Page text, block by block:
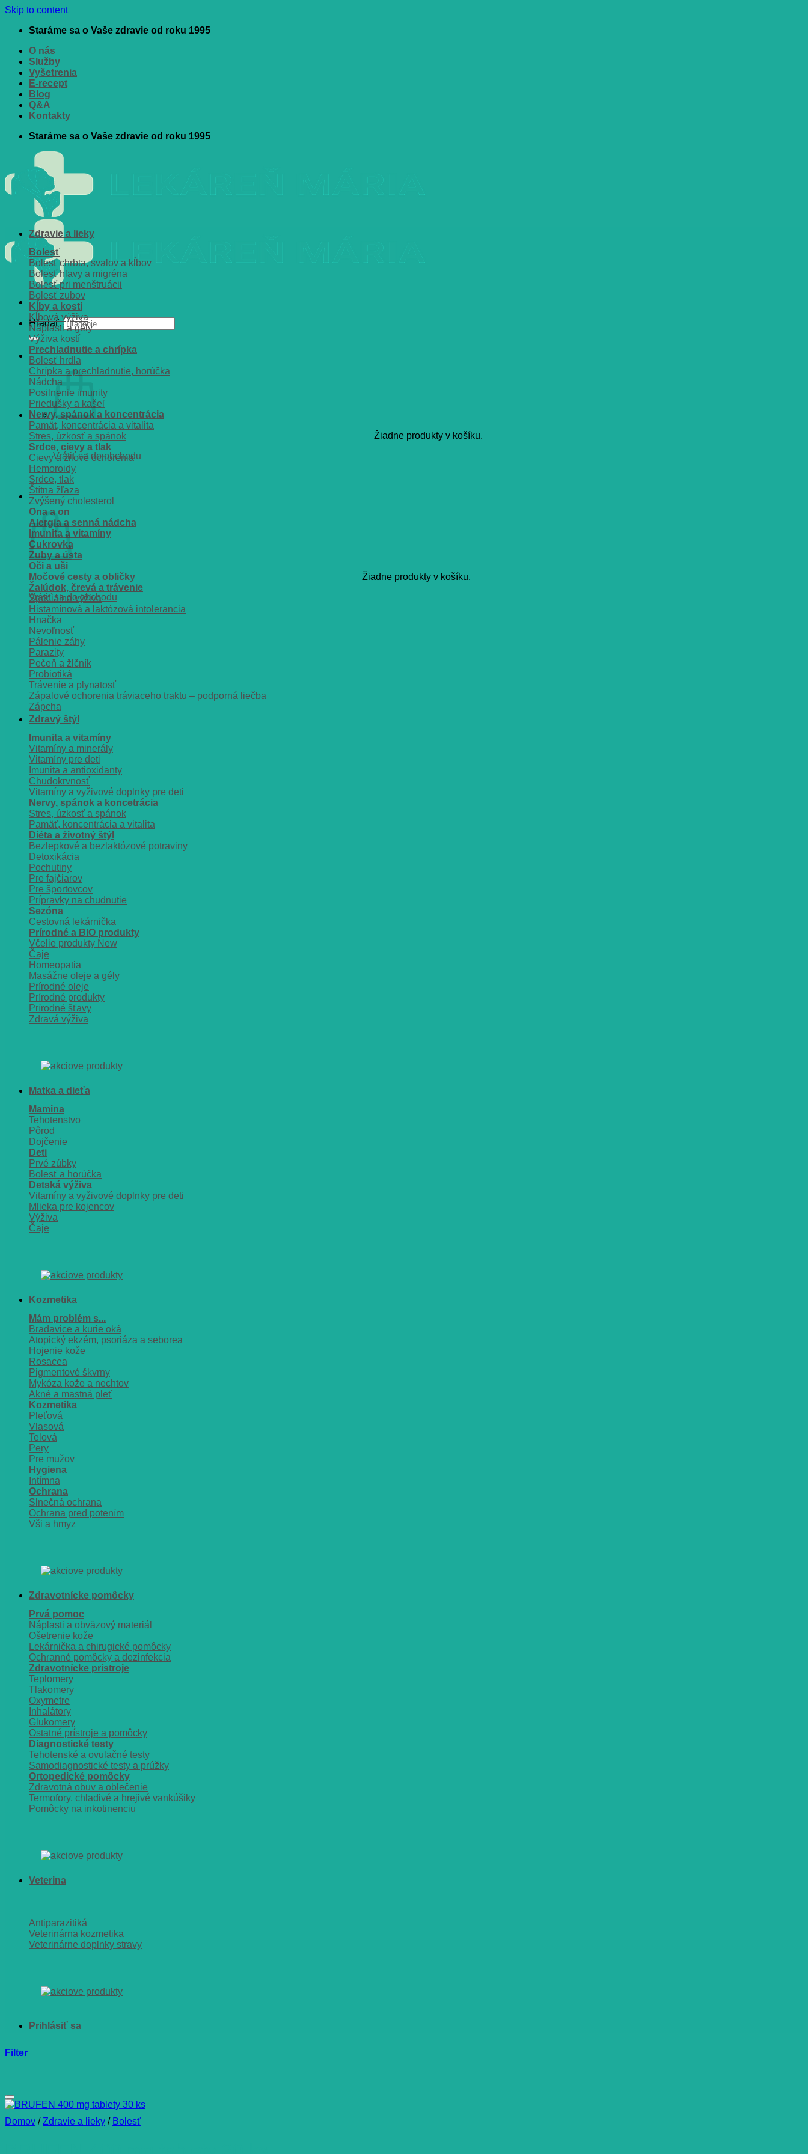
Skip to content
Staráme sa o Vaše zdravie od roku 1995
O nás
Služby
Vyšetrenia
E-recept
Blog
Q&A
Kontakty
Staráme sa o Vaše zdravie od roku 1995
Hľadať:
Žiadne produkty v košíku.
Vrátiť sa do obchodu
Košík
Žiadne produkty v košíku.
Vrátiť sa do obchodu
Zdravie a lieky
Bolesť
Bolesť chrbta, svalov a kĺbov
Bolesť hlavy a migréna
Bolesť pri menštruácii
Bolesť zubov
Kĺby a kosti
Kĺbová výživa
Náplasti a gély
Výživa kostí
Prechladnutie a chrípka
Bolesť hrdla
Chrípka a prechladnutie, horúčka
Nádcha
Posilnenie imunity
Priedušky a kašeľ
Nervy, spánok a koncentrácia
Pamät, koncentrácia a vitalita
Stres, úzkosť a spánok
Srdce, cievy a tlak
Cievy a žilové ochorenia
Hemoroidy
Srdce, tlak
Štítna žľaza
Zvýšený cholesterol
Ona a on
Alergia a senná nádcha
Imunita a vitamíny
Cukrovka
Zuby a ústa
Oči a uši
Močové cesty a obličky
Žalúdok, črevá a trávenie
Špeciálna výživa
Histamínová a laktózová intolerancia
Hnačka
Nevoľnosť
Pálenie záhy
Parazity
Pečeň a žlčník
Probiotiká
Trávenie a plynatosť
Zápalové ochorenia tráviaceho traktu – podporná liečba
Zápcha
Zdravý štýl
Imunita a vitamíny
Vitamíny a minerály
Vitamíny pre deti
Imunita a antioxidanty
Chudokrvnosť
Vitamíny a vyživové doplnky pre deti
Nervy, spánok a koncetrácia
Stres, úzkosť a spánok
Pamäť, koncentrácia a vitalita
Diéta a životný štýl
Bezlepkové a bezlaktózové potraviny
Detoxikácia
Pochutiny
Pre fajčiarov
Pre športovcov
Prípravky na chudnutie
Sezóna
Cestovná lekárnička
Prírodné a BIO produkty
Včelie produkty
Čaje
Homeopatia
Masážne oleje a gély
Prírodné oleje
Prírodné produkty
Prírodné šťavy
Zdravá výživa
Matka a dieťa
Mamina
Tehotenstvo
Pôrod
Dojčenie
Deti
Prvé zúbky
Bolesť a horúčka
Detská výživa
Vitamíny a vyživové doplnky pre deti
Mlieka pre kojencov
Výživa
Čaje
Kozmetika
Mám problém s...
Bradavice a kurie oká
Atopický ekzém, psoriáza a seborea
Hojenie kože
Rosacea
Pigmentové škvrny
Mykóza kože a nechtov
Akné a mastná pleť
Kozmetika
Pleťová
Vlasová
Telová
Pery
Pre mužov
Hygiena
Intímna
Ochrana
Slnečná ochrana
Ochrana pred potením
Vši a hmyz
Zdravotnícke pomôcky
Prvá pomoc
Náplasti a obväzový materiál
Ošetrenie kože
Lekárnička a chirugické pomôcky
Ochranné pomôcky a dezinfekcia
Zdravotnícke prístroje
Teplomery
Tlakomery
Oxymetre
Inhalátory
Glukomery
Ostatné prístroje a pomôcky
Diagnostické testy
Tehotenské a ovulačné testy
Samodiagnostické testy a prúžky
Ortopedické pomôcky
Zdravotná obuv a oblečenie
Termofory, chladivé a hrejivé vankúšiky
Pomôcky na inkotinenciu
Veterina
Antiparazitiká
Veterinárna kozmetika
Veterinárne doplnky stravy
Filter
Domov / Zdravie a lieky / Bolesť